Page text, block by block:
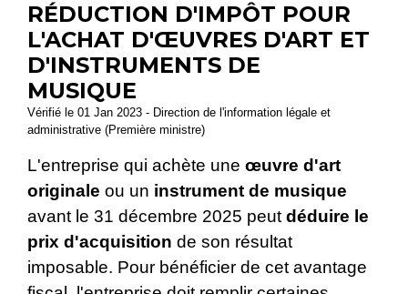
RÉDUCTION D'IMPÔT POUR
L'ACHAT D'ŒUVRES D'ART ET
D'INSTRUMENTS DE
MUSIQUE
Vérifié le 01 Jan 2023 - Direction de l'information légale et
administrative (Première ministre)
L'entreprise qui achète une œuvre d'art
originale ou un instrument de musique
avant le 31 décembre 2025 peut déduire le
prix d'acquisition de son résultat
imposable. Pour bénéficier de cet avantage